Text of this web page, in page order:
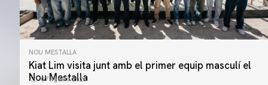
NOU MESTALLA
Kiat Lim visita junt amb el primer equip masculí el
Nou Mestalla
07 agosto 2026